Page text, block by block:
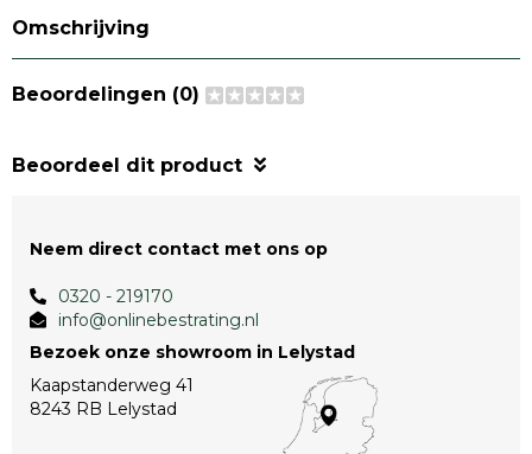
Omschrijving
Beoordelingen (0)
Beoordeel dit product
Neem direct contact met ons op
0320 - 219170
info@onlinebestrating.nl
Bezoek onze showroom in Lelystad
Kaapstanderweg 41
8243 RB Lelystad